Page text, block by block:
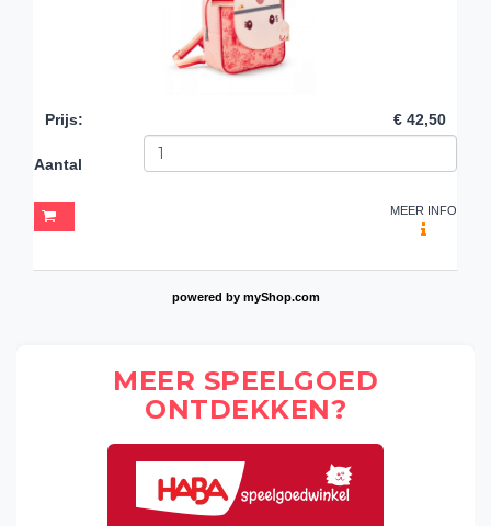
Prijs: € 42,50
Aantal
MEER INFO
powered by myShop.com
MEER SPEELGOED
ONTDEKKEN?